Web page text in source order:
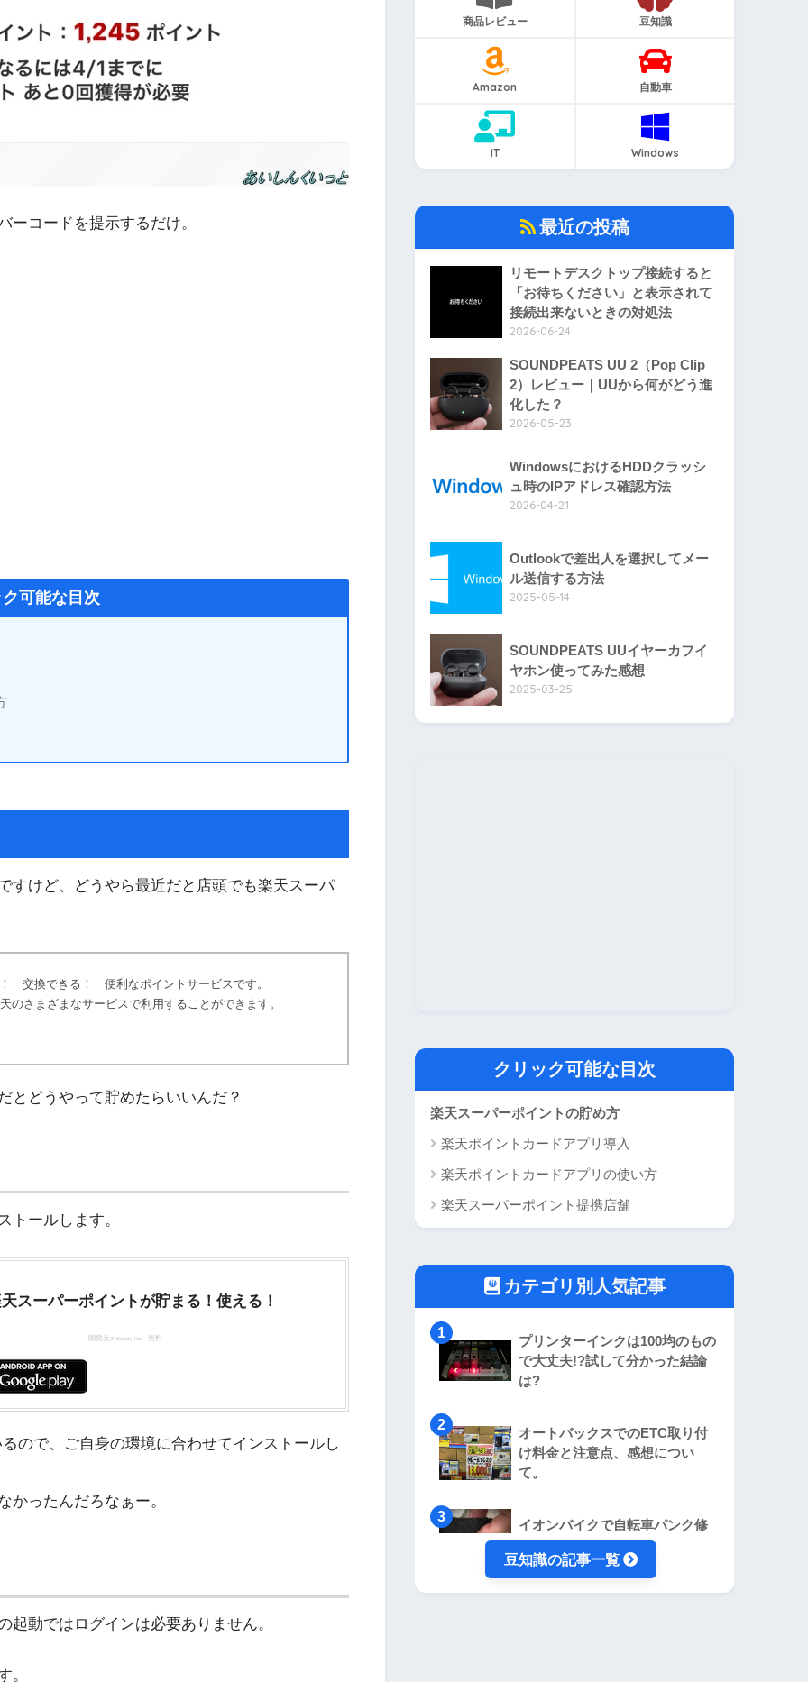
ーコードを提示するだけ。
可能な目次
すけど、どうやら最近だと店頭でも楽天スーパ
交換できる！ 便利なポイントサービスです。
のさまざまなサービスで利用することができます。
とどうやって貯めたらいいんだ？
トールします。
スーパーポイントが貯まる！使える！
開発元:Rakuten, Inc. 無料
ので、ご自身の環境に合わせてインストールし
かったんだろなぁー。
動ではログインは必要ありません。
。
商品レビュー 豆知識
Amazon 自動車
IT Windows
最近の投稿
リモートデスクトップ接続すると
「お待ちください」と表示されて
接続出来ないときの対処法
2026-06-24
SOUNDPEATS UU 2（Pop Clip
2）レビュー｜UUから何がどう進
化した？
2026-05-23
WindowsにおけるHDDクラッシ
ュ時のIPアドレス確認方法
2026-04-21
Outlookで差出人を選択してメー
ル送信する方法
2025-05-14
SOUNDPEATS UUイヤーカフイ
ヤホン使ってみた感想
2025-03-25
クリック可能な目次
楽天スーパーポイントの貯め方
楽天ポイントカードアプリ導入
楽天ポイントカードアプリの使い方
楽天スーパーポイント提携店舗
カテゴリ別人気記事
プリンターインクは100均のもの
で大丈夫!?試して分かった結論
は?
オートバックスでのETC取り付
け料金と注意点、感想につい
て。
イオンバイクで自転車パンク修
理！かかった費用、時間につい
て
豆知識の記事一覧